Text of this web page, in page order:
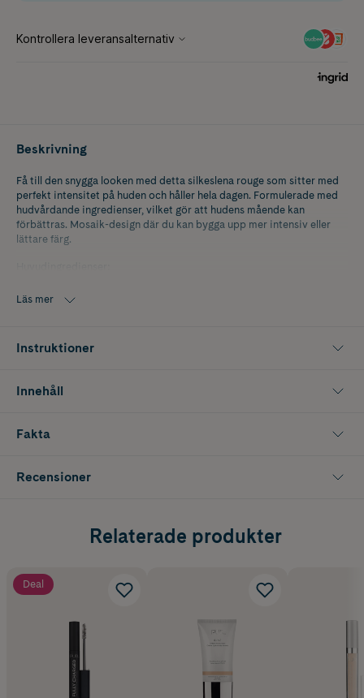
Beskrivning
Få till den snygga looken med detta silkeslena rouge som sitter med
perfekt intensitet på huden och håller hela dagen. Formulerade med
hudvårdande ingredienser, vilket gör att hudens mående kan
förbättras. Mosaik-design där du kan bygga upp mer intensiv eller
lättare färg. ​​
Ceretin® Complex​ | Mjukgör och ger fasthet åt huden.
hud​.
Läs mer
Instruktioner
Innehåll
Fakta
Recensioner
Relaterade produkter
Deal